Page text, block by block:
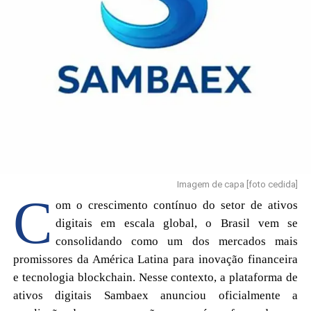
Imagem de capa [foto cedida]
C om o crescimento contínuo do setor de ativos
digitais em escala global, o Brasil vem se
consolidando como um dos mercados mais
promissores da América Latina para inovação financeira
e tecnologia blockchain. Nesse contexto, a plataforma de
ativos digitais Sambaex anunciou oficialmente a